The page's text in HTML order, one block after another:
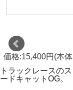
価格:15,400円(本
トラックレースの
ードキャットOG。